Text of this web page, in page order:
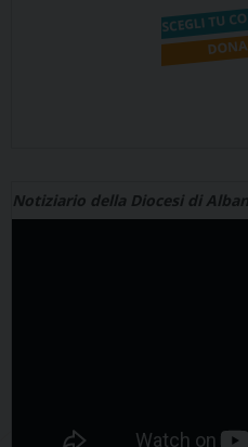
Notiziario della Diocesi di